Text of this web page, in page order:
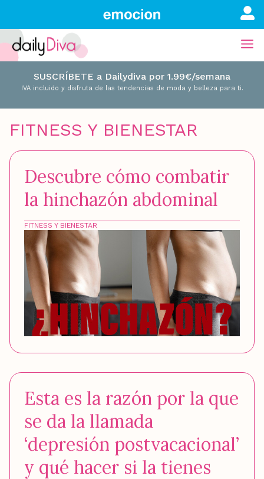
SUSCRÍBETE a Dailydiva por 1.99€/semana
IVA incluido y disfruta de las tendencias de moda y belleza para ti.
FITNESS Y BIENESTAR
FITNESS Y BIENESTAR
Descubre cómo combatir
la hinchazón abdominal
Esta es la razón por la que
se da la llamada
‘depresión postvacacional’
y qué hacer si la tienes